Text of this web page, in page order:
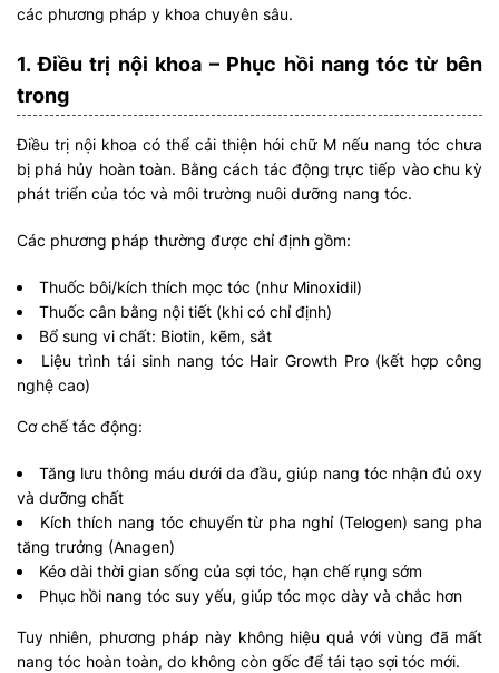
các phương pháp y khoa chuyên sâu.
1. Điều trị nội khoa – Phục hồi nang tóc từ bên
trong
Điều trị nội khoa có thể cải thiện hói chữ M nếu nang tóc chưa
bị phá hủy hoàn toàn. Bằng cách tác động trực tiếp vào chu kỳ
phát triển của tóc và môi trường nuôi dưỡng nang tóc.
Các phương pháp thường được chỉ định gồm:
Thuốc bôi/kích thích mọc tóc (như Minoxidil)
Thuốc cân bằng nội tiết (khi có chỉ định)
Bổ sung vi chất: Biotin, kẽm, sắt
Liệu trình tái sinh nang tóc Hair Growth Pro (kết hợp công
nghệ cao)
Cơ chế tác động:
Tăng lưu thông máu dưới da đầu, giúp nang tóc nhận đủ oxy
và dưỡng chất
Kích thích nang tóc chuyển từ pha nghỉ (Telogen) sang pha
tăng trưởng (Anagen)
Kéo dài thời gian sống của sợi tóc, hạn chế rụng sớm
Phục hồi nang tóc suy yếu, giúp tóc mọc dày và chắc hơn
Tuy nhiên, phương pháp này không hiệu quả với vùng đã mất
nang tóc hoàn toàn, do không còn gốc để tái tạo sợi tóc mới.